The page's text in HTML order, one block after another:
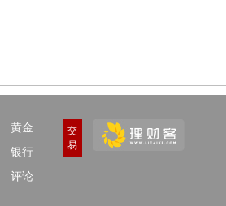
黄金
银行
评论
交
易